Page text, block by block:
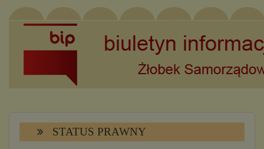
STATUS PRAWNY